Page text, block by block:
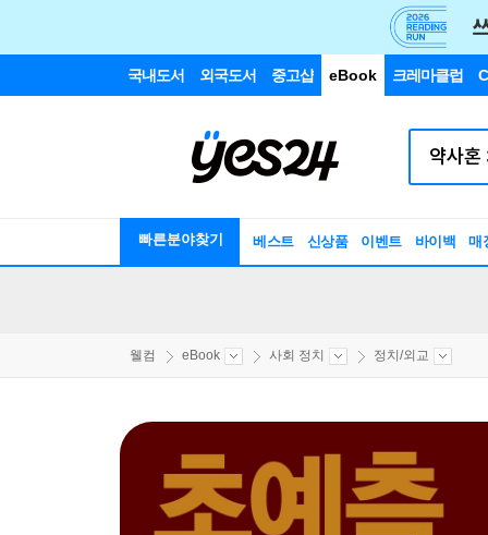
국내도서 외국도서 중고샵 eBook 크레마클럽
빠른분야찾기 베스트 신상품 이벤트 바이백 매
웰컴 eBook 사회 정치 정치/외교